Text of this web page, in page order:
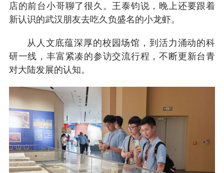
店的前台小哥聊了很久。王泰钧说，晚上还要跟着
新认识的武汉朋友去吃久负盛名的小龙虾。
从人文底蕴深厚的校园场馆，到活力涌动的科
研一线，丰富紧凑的参访交流行程，不断更新台青
对大陆发展的认知。